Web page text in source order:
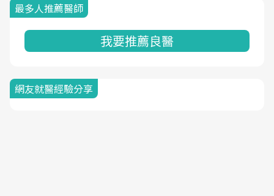
最多人推薦醫師
我要推薦良醫
網友就醫經驗分享